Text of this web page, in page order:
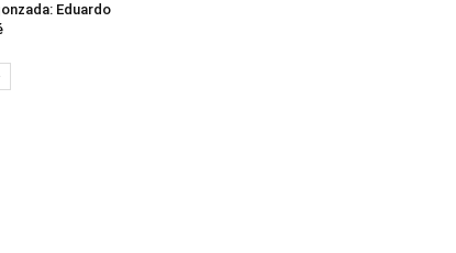
Eduardo